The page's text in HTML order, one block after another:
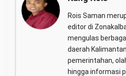
Rois Saman
editor di
mengulas
daerah
pemerintahan,
hingga informasi